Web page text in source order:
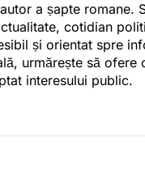
a șapte romane.
cotidian
și orientat spre
urmărește să ofere
interesului public.